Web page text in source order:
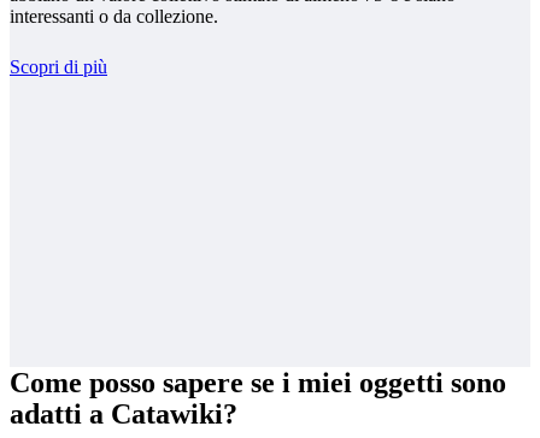
interessanti o da collezione.
Scopri di più
Come posso sapere se i miei oggetti sono
adatti a Catawiki?